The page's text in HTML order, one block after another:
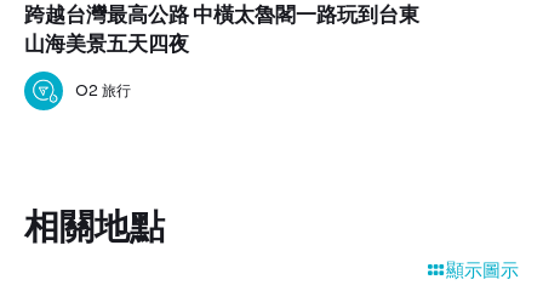
跨越台灣最高公路 中橫太魯閣一路玩到台東
山海美景五天四夜
O2 旅行
相關地點
顯示圖示